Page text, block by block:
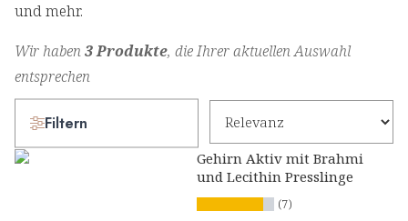
und mehr.
Wir haben3 Produkte, die Ihrer aktuellen Auswahl
entsprechen
Filtern
Gehirn Aktiv mit Brahmi
und Lecithin Presslinge
(7)